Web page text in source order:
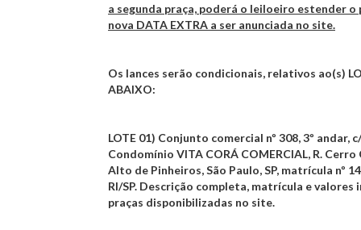
a segunda praça, poderá o leiloeiro estender o
nova DATA EXTRA a ser anunciada no site.
Os lances serão condicionais, relativos ao(s)
ABAIXO:
LOTE 01) Conjunto comercial nº 308, 3º andar,
Condomínio VITA CORÁ COMERCIAL, R. Cerro
Alto de Pinheiros, São Paulo, SP, matrícula nº
RI/SP. Descrição completa, matrícula e valores
praças disponibilizadas no site.